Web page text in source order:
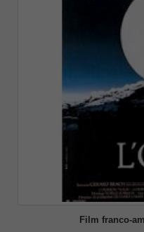
Film franco-